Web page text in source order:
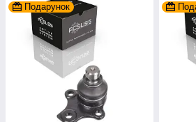
Подарунок